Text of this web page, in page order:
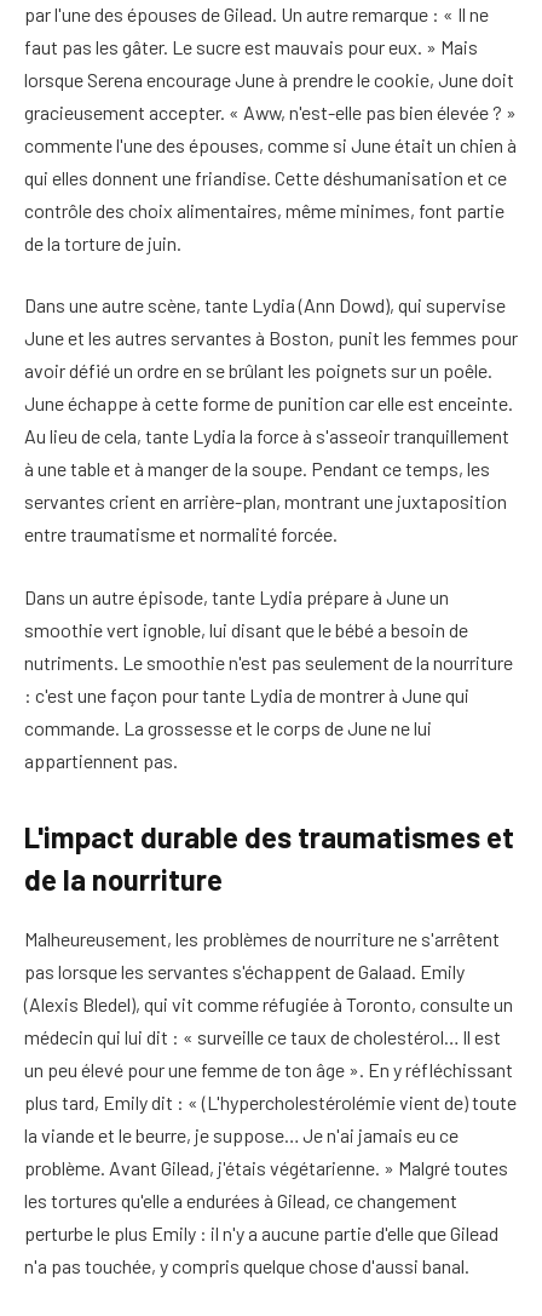
par l'une des épouses de Gilead. Un autre remarque : « Il ne
faut pas les gâter. Le sucre est mauvais pour eux. » Mais
lorsque Serena encourage June à prendre le cookie, June doit
gracieusement accepter. « Aww, n'est-elle pas bien élevée ? »
commente l'une des épouses, comme si June était un chien à
qui elles donnent une friandise. Cette déshumanisation et ce
contrôle des choix alimentaires, même minimes, font partie
de la torture de juin.
Dans une autre scène, tante Lydia (Ann Dowd), qui supervise
June et les autres servantes à Boston, punit les femmes pour
avoir défié un ordre en se brûlant les poignets sur un poêle.
June échappe à cette forme de punition car elle est enceinte.
Au lieu de cela, tante Lydia la force à s'asseoir tranquillement
à une table et à manger de la soupe. Pendant ce temps, les
servantes crient en arrière-plan, montrant une juxtaposition
entre traumatisme et normalité forcée.
Dans un autre épisode, tante Lydia prépare à June un
smoothie vert ignoble, lui disant que le bébé a besoin de
nutriments. Le smoothie n'est pas seulement de la nourriture
: c'est une façon pour tante Lydia de montrer à June qui
commande. La grossesse et le corps de June ne lui
appartiennent pas.
L'impact durable des traumatismes et
de la nourriture
Malheureusement, les problèmes de nourriture ne s'arrêtent
pas lorsque les servantes s'échappent de Galaad. Emily
(Alexis Bledel), qui vit comme réfugiée à Toronto, consulte un
médecin qui lui dit : « surveille ce taux de cholestérol… Il est
un peu élevé pour une femme de ton âge ». En y réfléchissant
plus tard, Emily dit : « (L'hypercholestérolémie vient de) toute
la viande et le beurre, je suppose… Je n'ai jamais eu ce
problème. Avant Gilead, j'étais végétarienne. » Malgré toutes
les tortures qu'elle a endurées à Gilead, ce changement
perturbe le plus Emily : il n'y a aucune partie d'elle que Gilead
n'a pas touchée, y compris quelque chose d'aussi banal.